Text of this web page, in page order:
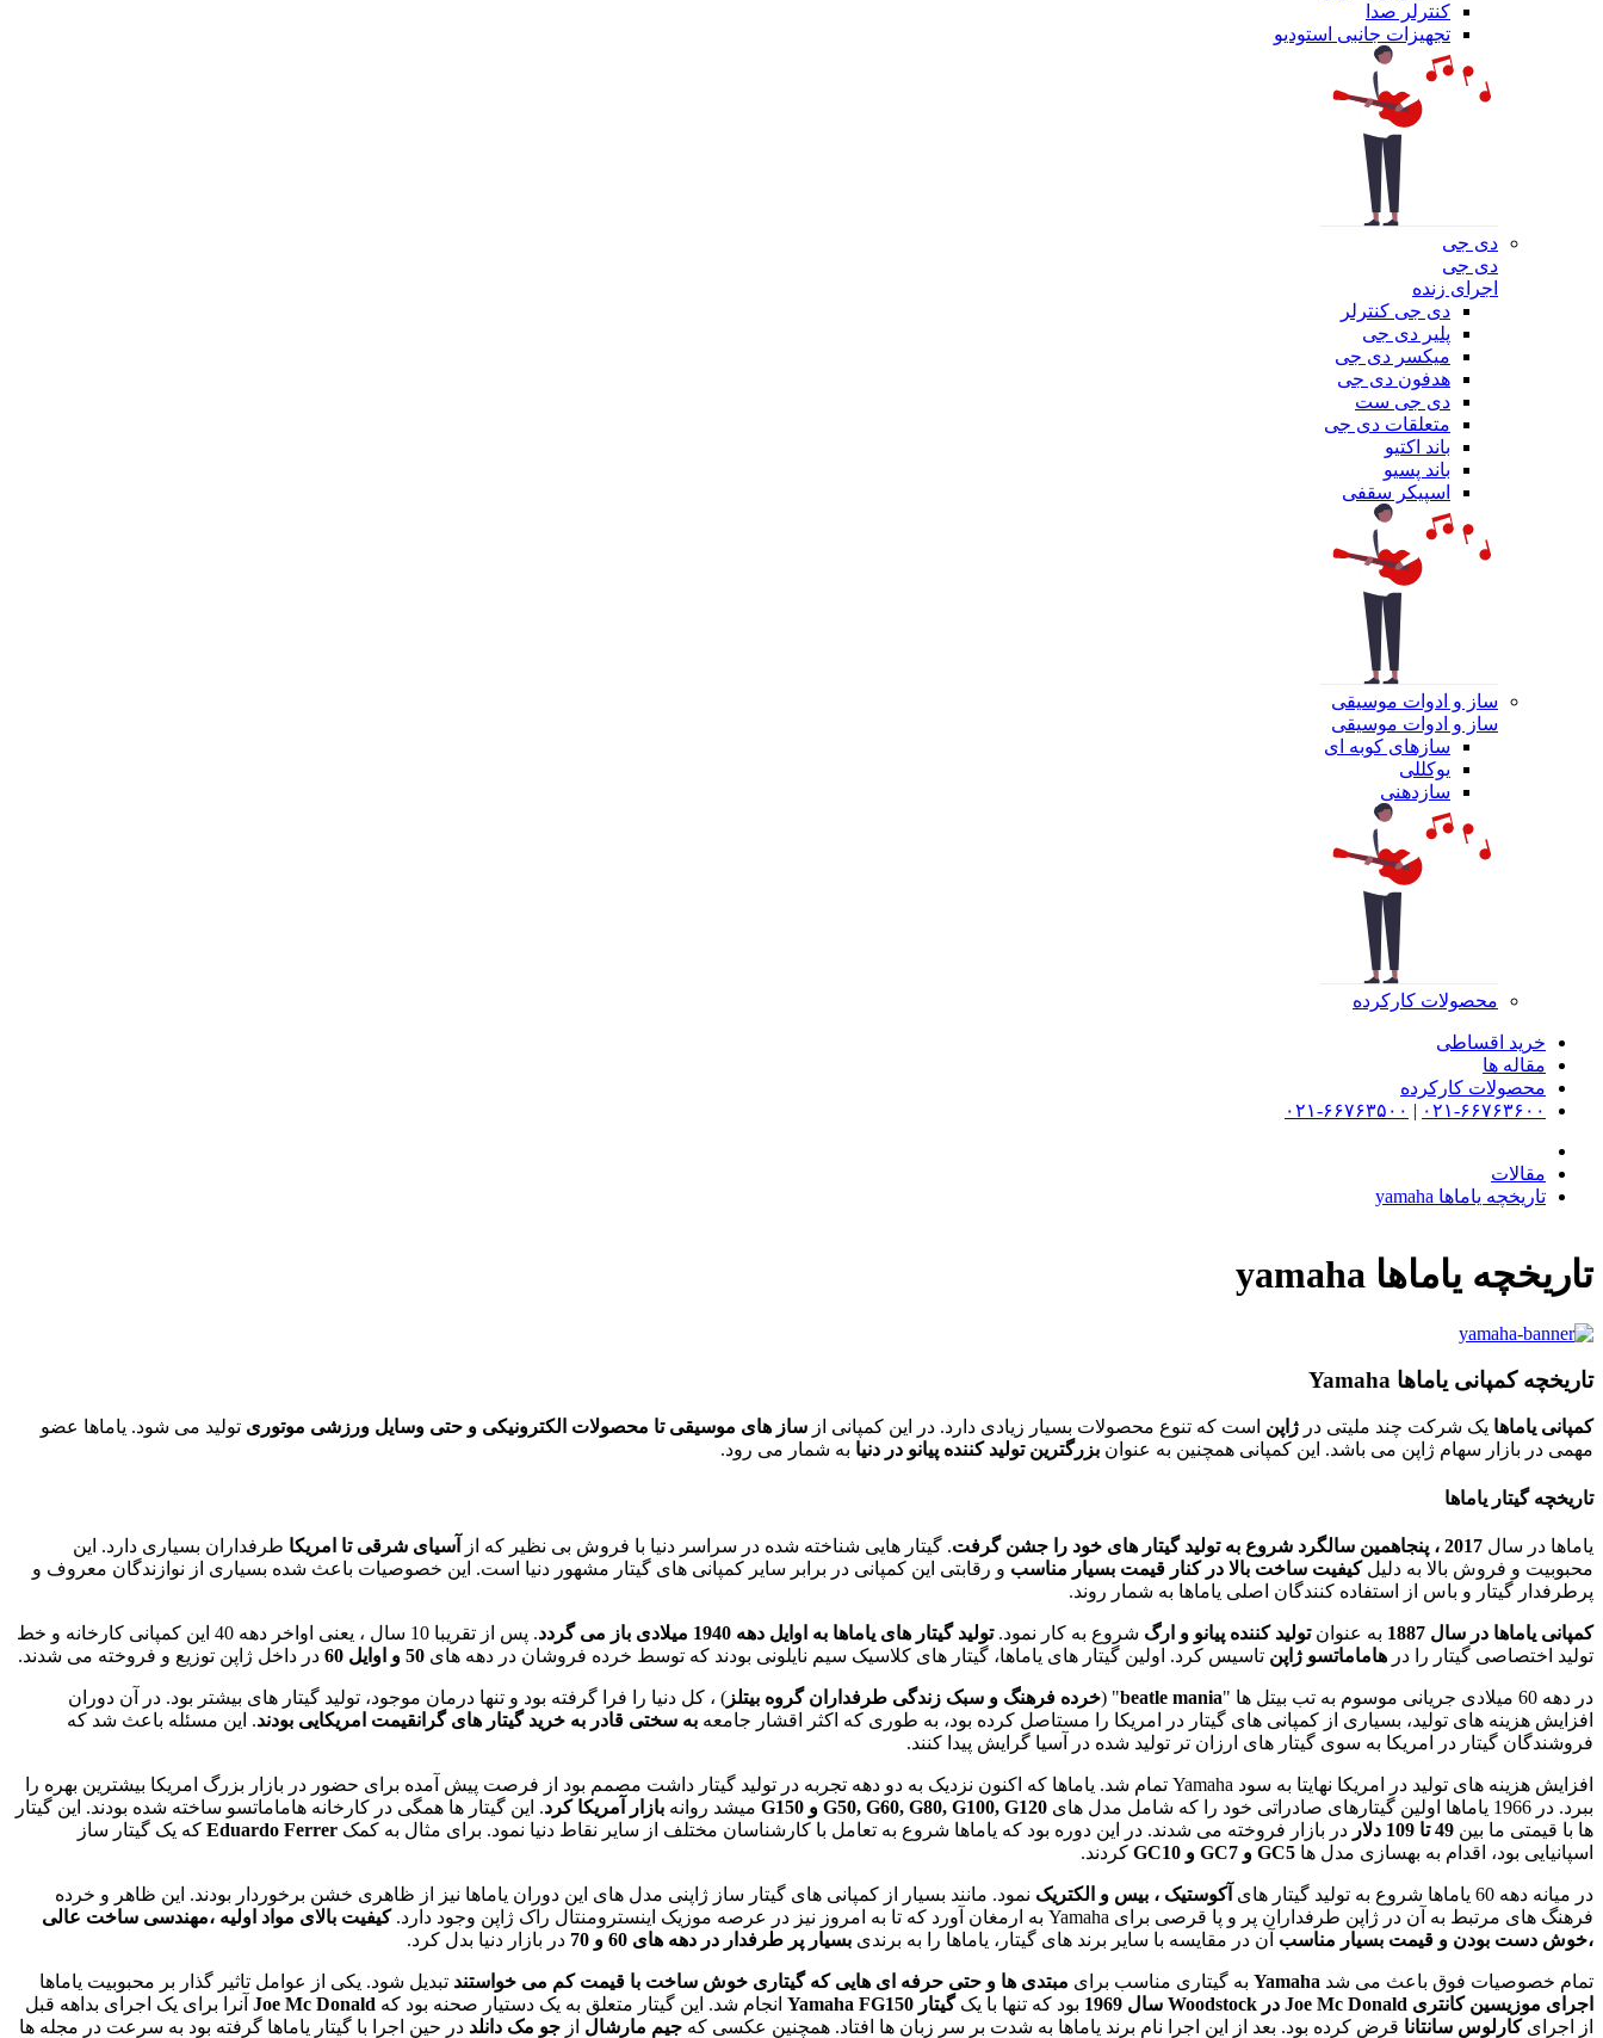
کنترلر صدا
تجهیزات جانبی استودیو
دی جی
دی جی
اجرای زنده
دی جی کنترلر
پلیر دی جی
میکسر دی جی
هدفون دی جی
دی جی ست
متعلقات دی جی
باند اکتیو
باند پسیو
اسپیکر سقفی
ساز و ادوات موسیقی
ساز و ادوات موسیقی
سازهای کوبه ای
یوکللی
سازدهنی
محصولات کارکرده
خرید اقساطی
مقاله ها
محصولات کارکرده
۰۲۱-۶۶۷۶۳۶۰۰ | ۰۲۱-۶۶۷۶۳۵۰۰
مقالات
تاریخچه یاماها yamaha
تاریخچه یاماها yamaha
تاریخچه کمپانی یاماها Yamaha
کمپانی یاماها یک شرکت چند ملیتی در ژاپن است که تنوع محصولات بسیار زیادی دارد. در این کمپانی از ساز های موسیقی تا محصولات الکترونیکی و حتی وسایل ورزشی موتوری تولید می شود. یاماها عضو
مهمی در بازار سهام ژاپن می باشد. این کمپانی همچنین به عنوان بزرگترین تولید کننده پیانو در دنیا به شمار می رود.
تاریخچه گیتار یاماها
یاماها در سال . گیتار هایی شناخته شده در سراسر دنیا با فروش بی نظیر که از آسیای شرقی تا امریکا طرفداران بسیاری دارد. این
محبوبیت و فروش بالا به دلیلکیفیت ساخت بالا در کنار قیمت بسیار مناسب و رقابتی این کمپانی در برابر سایر کمپانی های گیتار مشهور دنیا است. این خصوصیات باعث شده بسیاری از نوازندگان معروف و
پرطرفدار گیتار و باس از استفاده کنندگان اصلی یاماها به شمار روند.
کمپانی یاماها در سال 1887 به عنوانتولید کننده پیانو و ارگ شروع به کار نمود.تولید گیتار های یاماها به اوایل دهه 1940 میلادی باز می گردد
. پس از تقریبا 10 سال ، یعنی اواخر دهه 40 این کمپانی کارخانه و خط
تولید اختصاصی گیتار را در هاماماتسو ژاپن تاسیس کرد. اولین گیتار های یاماها، گیتار های کلاسیک سیم نایلونی بودند که توسط خرده فروشان در دهه های 50 و اوایل 60 در داخل ژاپن توزیع و فروخته می شدند.
در دهه 60 میلادی جریانی موسوم به تب بیتل ها " beatle mania
" (خرده فرهنگ و سبک زندگی طرفداران گروه بیتلز ) ، کل دنیا را فرا گرفته بود و تنها درمان موجود، تولید گیتار های بیشتر بود. در آن دوران
افزایش هزینه های تولید، بسیاری از کمپانی های گیتار در امریکا را مستاصل کرده بود، به طوری که اکثر اقشار جامعه به سختی قادر به خرید گیتار های گرانقیمت امریکایی بودند. این مسئله باعث شد که
فروشندگان گیتار در امریکا به سوی گیتار های ارزان تر تولید شده در آسیا گرایش پیدا کنند.
افزایش هزینه های تولید در امریکا نهایتا به سود Yamaha تمام شد. یاماها که اکنون نزدیک به دو دهه تجربه در تولید گیتار داشت مصمم بود از فرصت پیش آمده برای حضور در بازار بزرگ امریکا بیشترین بهره را
ببرد. در 1966 یاماها اولین گیتارهای صادراتی خود را که شامل مدل های
میشد روانه بازار آمریکا کرد. این گیتار ها همگی در کارخانه هاماماتسو ساخته شده بودند. این گیتار
ها با قیمتی ما بین 49 تا 109 دلار در بازار فروخته می شدند. در این دوره بود که یاماها شروع به تعامل با کارشناسان مختلف از سایر نقاط دنیا نمود. برای مثال به کمک Eduardo Ferrer که یک گیتار ساز
اسپانیایی بود، اقدام به بهسازی مدل ها GC5 و GC7 و GC10 کردند.
در میانه دهه 60 یاماها شروع به تولید گیتار های آکوستیک ، بیس و الکتریک نمود. مانند بسیار از کمپانی های گیتار ساز ژاپنی مدل های این دوران یاماها نیز از ظاهری خشن برخوردار بودند. این ظاهر و خرده
فرهنگ های مرتبط به آن در ژاپن طرفداران پر و پا قرصی برای Yamaha به ارمغان آورد که تا به امروز نیز در عرصه موزیک اینسترومنتال راک ژاپن وجود دارد.
کیفیت بالای مواد اولیه ،مهندسی ساخت عالی
،خوش دست بودن و قیمت بسیار مناسب آن در مقایسه با سایر برند های گیتار، یاماها را به برندی بسیار پر طرفدار در دهه های 60 و 70 در بازار دنیا بدل کرد.
تمام خصوصیات فوق باعث می شد به گیتاری مناسب برای مبتدی ها و حتی حرفه ای هایی که گیتاری خوش ساخت با قیمت کم می خواستند تبدیل شود. یکی از عوامل تاثیر گذار بر محبوبیت یاماها
اجرای موزیسین کانتری Joe Mc Donald در Woodstock سال 1969
بود که تنها با یکگیتار Yamaha FG150 انجام شد. این گیتار متعلق به یک دستیار صحنه بود که
آنرا برای یک اجرای بداهه قبل
از اجرایکارلوس سانتانا قرض کرده بود. بعد از این اجرا نام برند یاماها به شدت بر سر زبان ها افتاد. همچنین عکسی که جیم مارشال از جو مک دانلد در حین اجرا با گیتار یاماها گرفته بود به سرعت در مجله ها